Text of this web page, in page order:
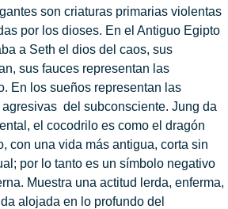
son criaturas primarias violentas
por los dioses. En el Antiguo Egipto
a Seth el dios del caos, sus
sus fauces representan las
En los sueños representan las
del subconsciente. Jung da
el cocodrilo es como el dragón
con una vida más antigua, corta sin
por lo tanto es un símbolo negativo
Muestra una actitud lerda, enferma,
alojada en lo profundo del